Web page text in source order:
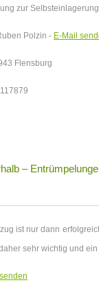
zur
Polzin - E-Mail
Flensburg
–
ist nur dann
sehr wichtig und